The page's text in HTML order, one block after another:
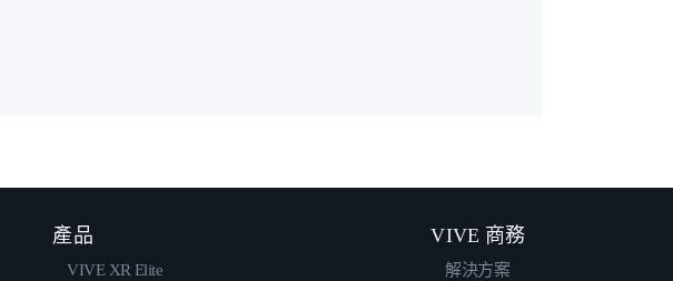
產品
VIVE XR Elite
VIVE 商務
解決方案